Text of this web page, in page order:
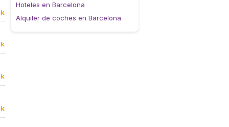
Hoteles en Barcelona
Alquiler de coches en Barcelona